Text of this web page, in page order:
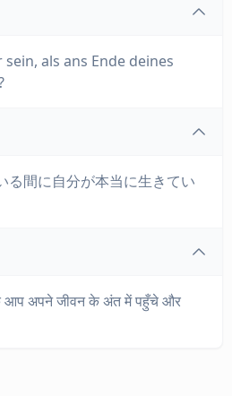
als ans Ende deines
る間に自分が本当に生きてい
आप अपने जीवन के अंत में पहुँचे और